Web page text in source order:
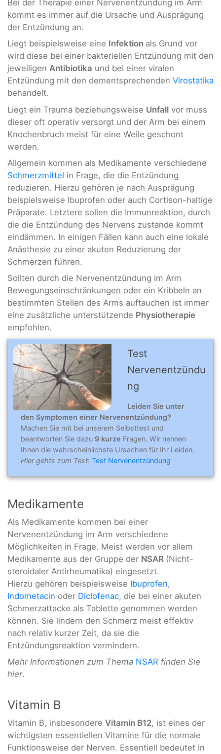
Bei der Therapie einer Nervenentzündung im Arm
kommt es immer auf die Ursache und Ausprägung
der Entzündung an.
Liegt beispielsweise eine Infektion als Grund vor
wird diese bei einer bakteriellen Entzündung mit den
jeweiligen Antibiotika und bei einer viralen
Entzündung mit den dementsprechenden Virostatika
behandelt.
Liegt ein Trauma beziehungsweise Unfall vor muss
dieser oft operativ versorgt und der Arm bei einem
Knochenbruch meist für eine Weile geschont
werden.
Allgemein kommen als Medikamente verschiedene
Schmerzmittel in Frage, die die Entzündung
reduzieren. Hierzu gehören je nach Ausprägung
beispielsweise Ibuprofen oder auch Cortison-haltige
Präparate. Letztere sollen die Immunreaktion, durch
die die Entzündung des Nervens zustande kommt
eindämmen. In einigen Fällen kann auch eine lokale
Anästhesie zu einer akuten Reduzierung der
Schmerzen führen.
Sollten durch die Nervenentzündung im Arm
Bewegungseinschränkungen oder ein Kribbeln an
bestimmten Stellen des Arms auftauchen ist immer
eine zusätzliche unterstützende Physiotherapie
empfohlen.
Test
Nervenentzündu
ng
Leiden Sie unter
den Symptomen einer Nervenentzündung?
Machen Sie mit bei unserem Selbsttest und
beantworten Sie dazu 9 kurze Fragen. Wir nennen
Ihnen die wahrscheinlichste Ursachen für Ihr Leiden.
Hier gehts zum Test: Test Nervenentzündung
Medikamente
Als Medikamente kommen bei einer
Nervenentzündung im Arm verschiedene
Möglichkeiten in Frage. Meist werden vor allem
Medikamente aus der Gruppe der NSAR (Nicht-
steroidaler Antirheumatika) eingesetzt.
Hierzu gehören beispielsweise Ibuprofen,
Indometacin oder Diclofenac, die bei einer akuten
Schmerzattacke als Tablette genommen werden
können. Sie lindern den Schmerz meist effektiv
nach relativ kurzer Zeit, da sie die
Entzündungsreaktion vermindern.
Mehr Informationen zum Thema NSAR finden Sie
hier.
Vitamin B
Vitamin B, insbesondere Vitamin B12, ist eines der
wichtigsten essentiellen Vitamine für die normale
Funktionsweise der Nerven. Essentiell bedeutet in